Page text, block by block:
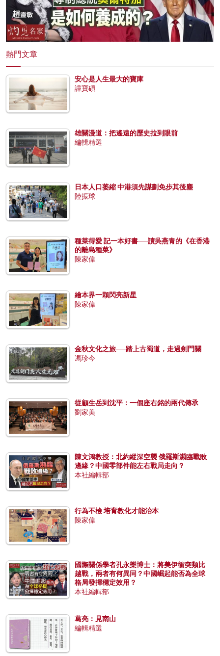
熱門文章
安心是人生最大的寶庫
譚寶碩
雄關漫道：把遙遠的歷史拉到眼前
編輯精選
日本人口萎縮 中港須先謀劃免步其後塵
陸振球
種菜得愛 記一本好書──讀吳燕青的《在香港
的離島種菜》
陳家偉
繪本界一顆閃亮新星
陳家偉
金秋文化之旅──踏上古蜀道，走過劍門關
馮珍今
從顧生岳到沈平：一個座右銘的兩代傳承
劉家美
陳文鴻教授：北約縱深空襲 俄羅斯瀕臨戰敗
邊緣？中國零部件能左右戰局走向？
本社編輯部
行為不檢 培育教化才能治本
陳家偉
國際關係學者孔永樂博士：將美伊衝突類比
越戰，兩者有何異同？中國崛起能否為全球
格局發揮穩定效用？
本社編輯部
葛亮：見南山
編輯精選